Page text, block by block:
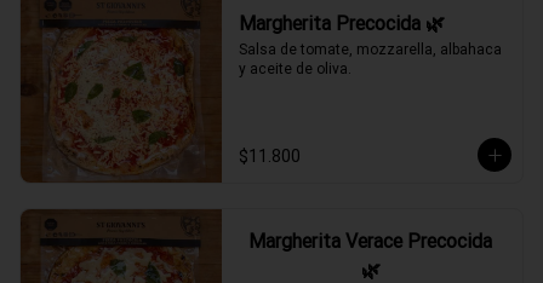
Margherita Precocida 🌿
Salsa de tomate, mozzarella, albahaca
y aceite de oliva.
$11.800
Margherita Verace Precocida
🌿